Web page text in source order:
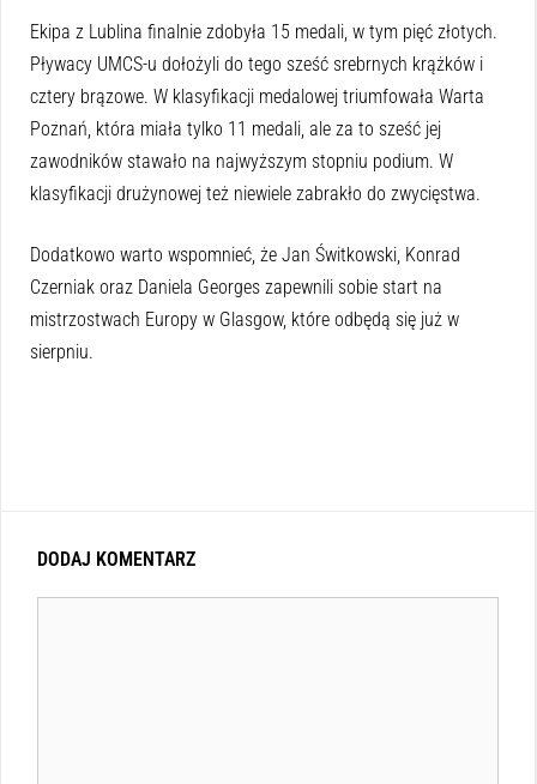
Ekipa z Lublina finalnie zdobyła 15 medali, w tym pięć złotych.
Pływacy UMCS-u dołożyli do tego sześć srebrnych krążków i
cztery brązowe. W klasyfikacji medalowej triumfowała Warta
Poznań, która miała tylko 11 medali, ale za to sześć jej
zawodników stawało na najwyższym stopniu podium. W
klasyfikacji drużynowej też niewiele zabrakło do zwycięstwa.
Dodatkowo warto wspomnieć, że Jan Świtkowski, Konrad
Czerniak oraz Daniela Georges zapewnili sobie start na
mistrzostwach Europy w Glasgow, które odbędą się już w
sierpniu.
DODAJ KOMENTARZ